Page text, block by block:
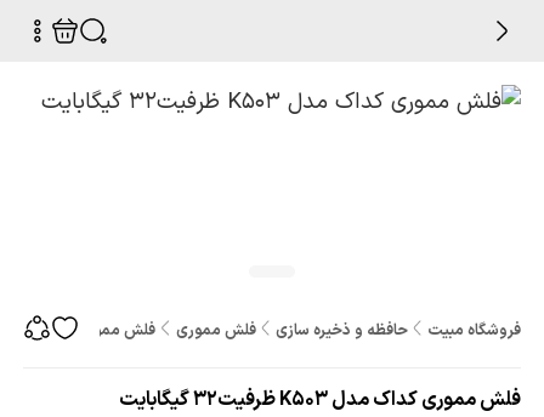
فروشگاه مبیت حافظه و ذخیره سازی فلش مموری فلش مموری کداک مدل K503 ظرفیت32 گیگابایت
فلش مموری کداک مدل K503 ظرفیت32 گیگابایت